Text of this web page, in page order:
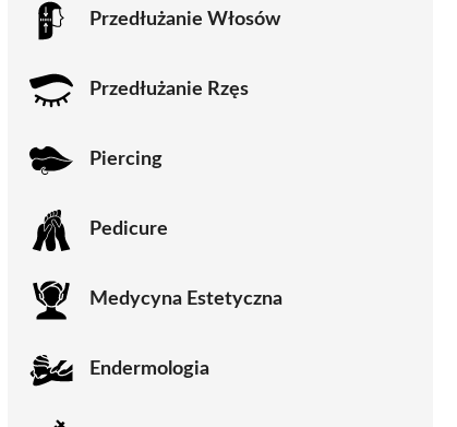
Przedłużanie Włosów
Przedłużanie Rzęs
Piercing
Pedicure
Medycyna Estetyczna
Endermologia